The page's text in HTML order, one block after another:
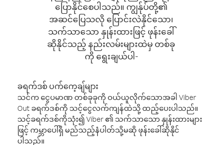
ပြောနိုင်စေပါသည်။ ကျွန်ုပ်တို့၏
အဆင်ပြေသလို ပြောင်းလဲနိုင်သော၊
သက်သာသော နှုန်းထားဖြင့် ဖုန်းခေါ်
ဆိုနိုင်သည့် နည်းလမ်းများထဲမှ တစ်ခု
ကို ရွေးချယ်ပါ-
ခရက်ဒစ် ပက်ကေ့ချ်များ
သင်က ငွေပမာဏ တစ်ခုခုကို ဝယ်ယူလိုက်သောအခါ Viber
Out ခရက်ဒစ်ကို သင့်ငွေလက်ကျန်ထဲသို့ ထည့်ပေးပါသည်။
သင့်ခရက်ဒစ်ကိုသုံး၍ Viber ၏ သက်သာသော နှုန်းထားများ
ဖြင့် ကမ္ဘာပေါ်ရှိ မည်သည့်နံပါတ်သို့မဆို ဖုန်းခေါ်ဆိုနိုင်
ပါသည်။